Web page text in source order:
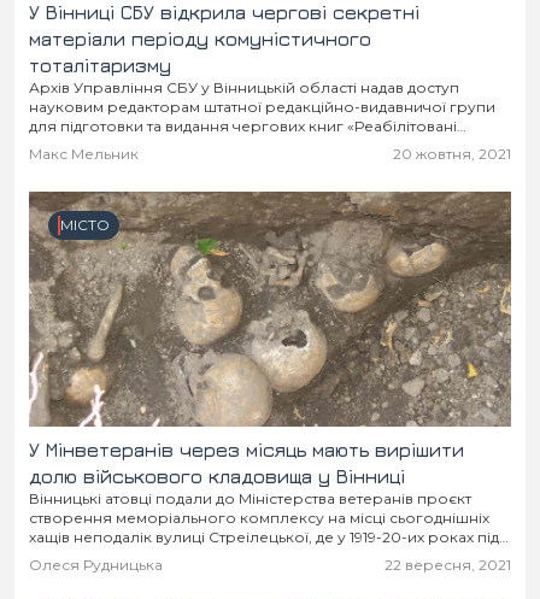
У Вінниці СБУ відкрила чергові секретні
матеріали періоду комуністичного
тоталітаризму
Архів Управління СБУ у Вінницькій області надав доступ
науковим редакторам штатної редакційно-видавничої групи
для підготовки та видання чергових книг «Реабілітовані
історією».
Макс Мельник 20 жовтня, 2021
МІСТО
У Мінветеранів через місяць мають вирішити
долю військового кладовища у Вінниці
Вінницькі атовці подали до Міністерства ветеранів проєкт
створення меморіального комплексу на місці сьогоднішніх
хащів неподалік вулиці Стреілецької, де у 1919-20-их роках під
час епідемії тифу ховали воїнів Української Галицької армії.
Олеся Рудницька 22 вересня, 2021